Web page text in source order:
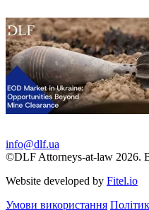
info@dlf.ua
©DLF Attorneys-at-law 2026.
Website developed by Fitel.io
Умови використання